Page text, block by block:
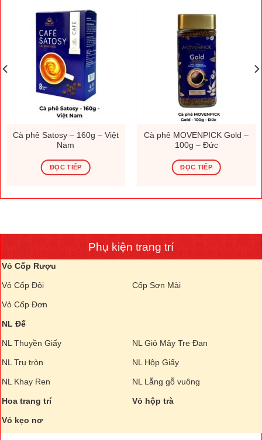
Cà phê Satosy – 160g – Việt
Nam
ĐỌC TIẾP
Cà phê MOVENPICK Gold –
100g – Đức
ĐỌC TIẾP
Phụ kiện trang trí
Vỏ Cốp Rượu
Vỏ Cốp Đôi Cốp Sơn Mài
Vỏ Cốp Đơn
NL Đế
NL Thuyền Giấy NL Giỏ Mây Tre Đan
NL Trụ tròn NL Hộp Giấy
NL Khay Ren NL Lẵng gỗ vuông
Hoa trang trí Vỏ hộp trà
Vỏ kẹo nơ